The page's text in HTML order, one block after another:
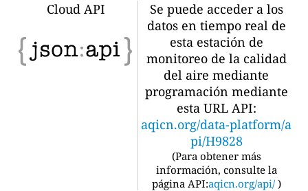
Cloud API
Se puede acceder a los
datos en tiempo real de
esta estación de
monitoreo de la calidad
del aire mediante
programación mediante
esta URL API:
aqicn.org/data-platform/a
pi/H9828
(Para obtener más
información, consulte la
página API:aqicn.org/api/ )